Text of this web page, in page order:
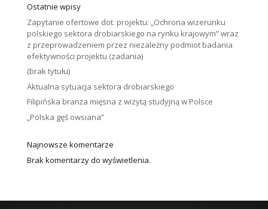
Ostatnie wpisy
Zapytanie ofertowe dot. projektu: „Ochrona wizerunku
polskiego sektora drobiarskiego na rynku krajowym” wraz
z przeprowadzeniem przez niezależny podmiot badania
efektywności projektu (zadania)
(brak tytułu)
Aktualna sytuacja sektora drobiarskiego
Filipińska branża mięsna z wizytą studyjną w Polsce
„Polska gęś owsiana”
Najnowsze komentarze
Brak komentarzy do wyświetlenia.